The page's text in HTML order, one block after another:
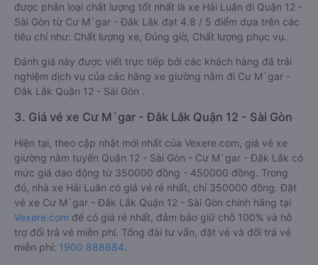
được phân loại chất lượng tốt nhất là xe Hải Luân đi Quận 12 -
Sài Gòn từ Cư M`gar - Đắk Lắk đạt 4.8 / 5 điểm dựa trên các
tiêu chí như: Chất lượng xe, Đúng giờ, Chất lượng phục vụ.
Đánh giá này được viết trực tiếp bởi các khách hàng đã trải
nghiệm dịch vụ của các hãng xe giường nằm đi Cư M`gar -
Đắk Lắk Quận 12 - Sài Gòn .
3. Giá vé xe Cư M`gar - Đắk Lắk Quận 12 - Sài Gòn
Hiện tại, theo cập nhật mới nhất của Vexere.com, giá vé xe
giường nằm tuyến Quận 12 - Sài Gòn - Cư M`gar - Đắk Lắk có
mức giá dao động từ 350000 đồng - 450000 đồng. Trong
đó, nhà xe Hải Luân có giá vé rẻ nhất, chỉ 350000 đồng. Đặt
vé xe Cư M`gar - Đắk Lắk Quận 12 - Sài Gòn chính hãng tại
Vexere.com để có giá rẻ nhất, đảm bảo giữ chỗ 100% và hỗ
trợ đổi trả vé miễn phí. Tổng đài tư vấn, đặt vé và đổi trả vé
miễn phí: 1900 888684.